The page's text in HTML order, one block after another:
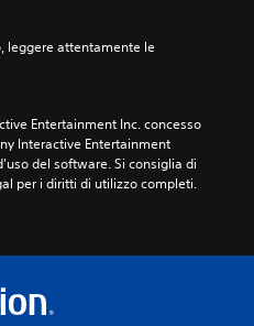
leggere attentamente le
Entertainment Inc. concesso
Interactive Entertainment
del software. Si consiglia di
per i diritti di utilizzo completi.